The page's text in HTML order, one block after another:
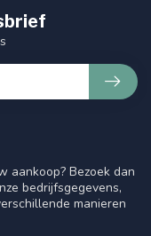
aankoop? Bezoek dan
bedrijfsgegevens,
manieren